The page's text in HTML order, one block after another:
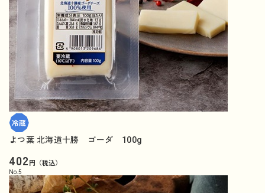
よつ葉 北海道十勝 ゴーダ 100g
402円（税込）
No. 5